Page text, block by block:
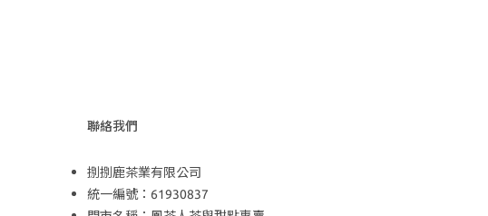
聯絡我們
捌捌鹿茶業有限公司
統一編號：61930837